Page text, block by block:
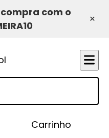
com o
×
Carrinho